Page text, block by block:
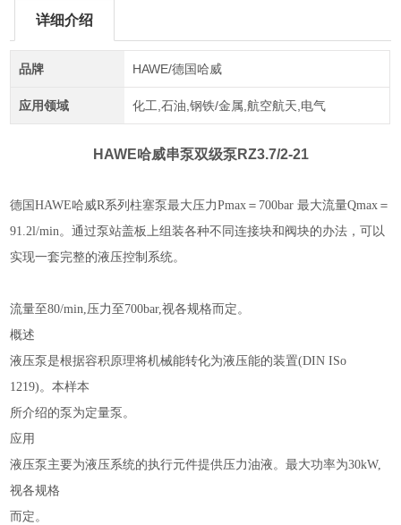
详细介绍
品牌 HAWE/德国哈威
应用领域 化工,石油,钢铁/金属,航空航天,电气
HAWE哈威串泵双级泵RZ3.7/2-21
德国HAWE哈威R系列柱塞泵最大压力Pmax ＝ 700bar最大流量Qmax ＝
91.2l/min。通过泵站盖板上组装各种不同连接块和阀块的办法，可以
实现一套完整的液压控制系统。
流量至80/min,压力至700bar,视各规格而定。
概述
液压泵是根据容积原理将机械能转化为液压能的装置(DIN ISo
1219)。本样本
所介绍的泵为定量泵。
应用
液压泵主要为液压系统的执行元件提供压力油液。最大功率为30kW,
视各规格
而定。